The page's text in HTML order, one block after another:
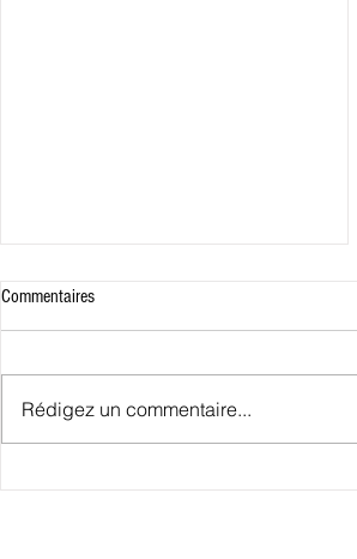
Commentaires
Rédigez un commentaire...